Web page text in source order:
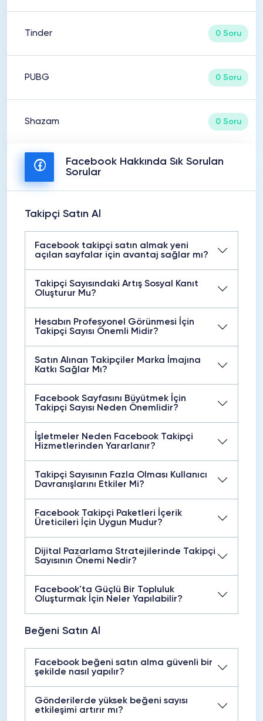
Tinder 0 Soru
PUBG 0 Soru
Shazam 0 Soru
Facebook Hakkında Sık Sorulan
Sorular
Takipçi Satın Al
Facebook takipçi satın almak yeni
açılan sayfalar için avantaj sağlar mı?
Takipçi Sayısındaki Artış Sosyal Kanıt
Oluşturur Mu?
Hesabın Profesyonel Görünmesi İçin
Takipçi Sayısı Önemli Midir?
Satın Alınan Takipçiler Marka İmajına
Katkı Sağlar Mı?
Facebook Sayfasını Büyütmek İçin
Takipçi Sayısı Neden Önemlidir?
İşletmeler Neden Facebook Takipçi
Hizmetlerinden Yararlanır?
Takipçi Sayısının Fazla Olması Kullanıcı
Davranışlarını Etkiler Mi?
Facebook Takipçi Paketleri İçerik
Üreticileri İçin Uygun Mudur?
Dijital Pazarlama Stratejilerinde Takipçi
Sayısının Önemi Nedir?
Facebook'ta Güçlü Bir Topluluk
Oluşturmak İçin Neler Yapılabilir?
Beğeni Satın Al
Facebook beğeni satın alma güvenli bir
şekilde nasıl yapılır?
Gönderilerde yüksek beğeni sayısı
etkileşimi artırır mı?